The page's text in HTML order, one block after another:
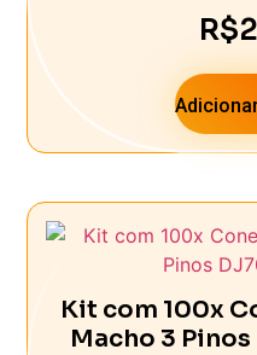
R$
Kit com 100x
Macho 3 Pinos